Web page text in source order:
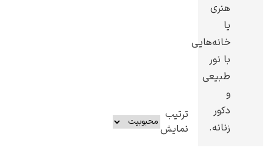
هنری
یا
خانه‌هایی
با نور
طبیعی
و
دکور
زنانه.
ترتیب
نمایش